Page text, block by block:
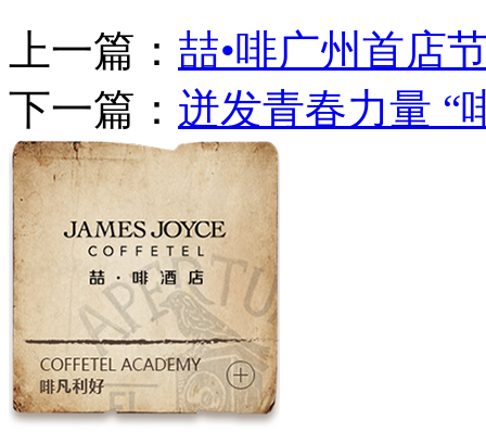
上一篇： 喆•啡广州首店
下一篇： 迸发青春力量 “